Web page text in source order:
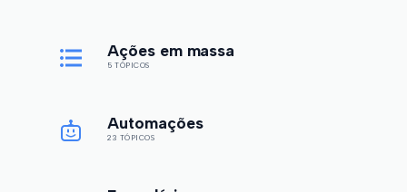
Ações em massa
5 TÓPICOS
Automações
23 TÓPICOS